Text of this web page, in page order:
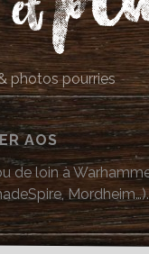
photos pourries
AOS
de loin à
Mordheim…).